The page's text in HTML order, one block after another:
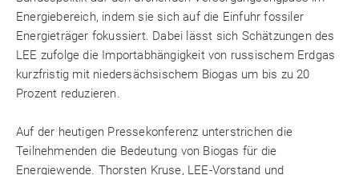
Energiebereich, indem sie sich auf die Einfuhr fossiler
Energieträger fokussiert. Dabei lässt sich Schätzungen des
LEE zufolge die Importabhängigkeit von russischem Erdgas
kurzfristig mit niedersächsischem Biogas um bis zu 20
Prozent reduzieren.
Auf der heutigen Pressekonferenz unterstrichen die
Teilnehmenden die Bedeutung von Biogas für die
Energiewende. Thorsten Kruse, LEE-Vorstand und